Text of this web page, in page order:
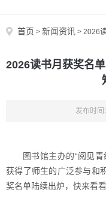
首页 > 新闻资讯 > 2026读
2026读书月获奖名
发布时
图书馆主办的“阅见
获得了师生的广泛参与和
奖名单陆续出炉，快来看